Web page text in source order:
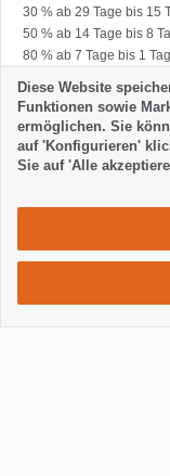
30 % ab 29 Tage bis 15
50 % ab 14 Tage bis 8
80 % ab 7 Tage bis 1
des Gesamtmietpreises
760 €/
Diese Website
Funktionen sowie
ermöglichen. Sie
auf 'Konfigurieren'
Sie auf 'Alle